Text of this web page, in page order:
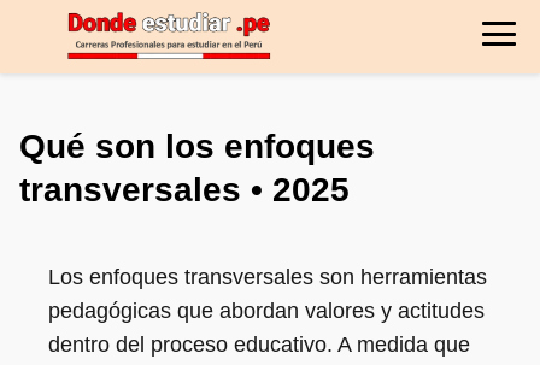
Qué son los enfoques
transversales • 2025
Los enfoques transversales son herramientas
pedagógicas que abordan valores y actitudes
dentro del proceso educativo. A medida que